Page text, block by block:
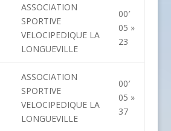
ASSOCIATION
SPORTIVE
VELOCIPEDIQUE LA
LONGUEVILLE
00′
05 »
23
ASSOCIATION
SPORTIVE
VELOCIPEDIQUE LA
LONGUEVILLE
00′
05 »
37